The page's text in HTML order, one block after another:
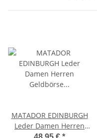
MATADOR EDINBURGH
Leder Damen Herren